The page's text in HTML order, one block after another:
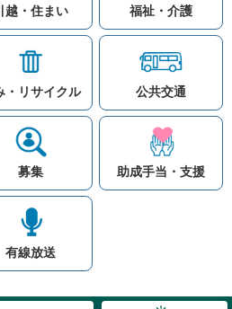
補助金
越・住まい 福祉・介護
・リサイクル 公共交通
募集 助成手当・支援
有線放送
リンク集
著作権と免責事項につ
Village Hara